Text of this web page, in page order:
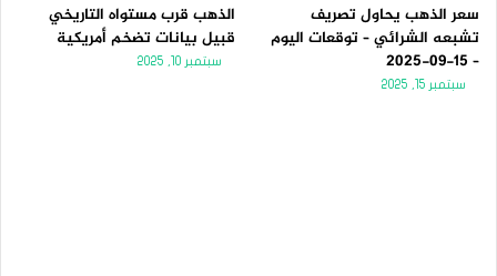
سعر الذهب يحاول تصريف
تشبعه الشرائي – توقعات اليوم
– 15-09-2025
سبتمبر 15, 2025
الذهب قرب مستواه التاريخي
قبيل بيانات تضخم أمريكية
سبتمبر 10, 2025